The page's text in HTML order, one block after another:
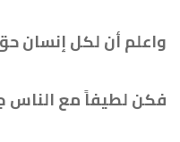
واعلم أن لكل إنسان
فكن لطيفاً مع الناس